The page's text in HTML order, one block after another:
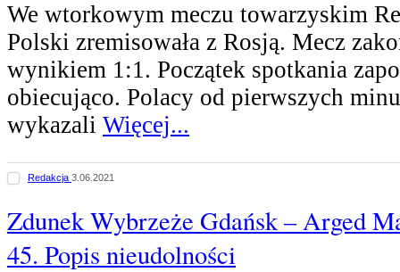
We wtorkowym meczu towarzyskim
Polski zremisowała z Rosją. Mecz
wynikiem 1:1. Początek spotkania
obiecująco. Polacy od pierwszych
wykazali Więcej...
Redakcja 3.06.2021
Zdunek Wybrzeże Gdańsk – Arged
45. Popis nieudolności